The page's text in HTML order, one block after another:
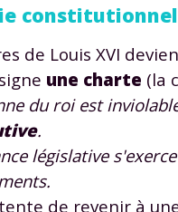
de Louis XVI
une charte (la
du roi est
.
législative
de revenir à